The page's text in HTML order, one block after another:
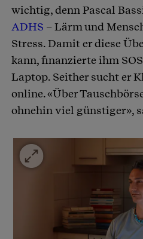
wichtig, denn Pascal
ADHS – Lärm und
Stress. Damit er diese
kann, finanzierte ihm
Laptop. Seither sucht er
online. «Über
ohnehin viel günstiger»,